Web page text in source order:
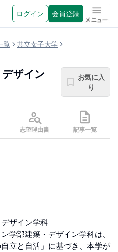
ログイン 会員登録 メニュ
覧
共立女子大学
デザイン
お気に入
り
志望理由書 記事一覧
ザイン学科
学部建築・デザイン学科は、
立と自活」に基づき、本学が